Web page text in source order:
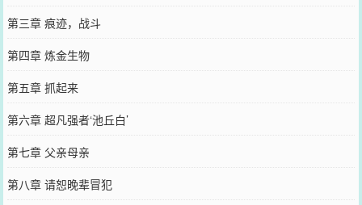
第三章 痕迹，战斗
第四章 炼金生物
第五章 抓起来
第六章 超凡强者‘池丘白’
第七章 父亲母亲
第八章 请恕晚辈冒犯